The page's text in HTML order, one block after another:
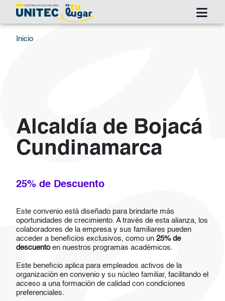
Ruta de navegación
Inicio
Alcaldía de Bojacá
Cundinamarca
25% de Descuento
Este convenio está diseñado para brindarte más
oportunidades de crecimiento. A través de esta alianza, los
colaboradores de la empresa y sus familiares pueden
acceder a beneficios exclusivos, como un25% de
descuentoen nuestros programas académicos.
Este beneficio aplica para empleados activos de la
organización en convenio y su núcleo familiar, facilitando el
acceso a una formación de calidad con condiciones
preferenciales.